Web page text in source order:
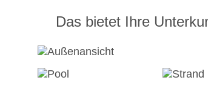
Das bietet Ihre